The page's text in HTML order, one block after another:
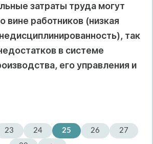
затраты труда могут
вине работников (низкая
так
в системе
его управления и
23 24 25 26
27